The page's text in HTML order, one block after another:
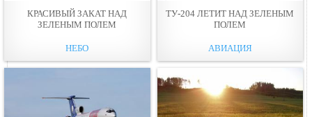
КРАСИВЫЙ ЗАКАТ НАД
ЗЕЛЕНЫМ ПОЛЕМ
НЕБО
ТУ-204 ЛЕТИТ НАД ЗЕЛЕНЫМ
ПОЛЕМ
АВИАЦИЯ